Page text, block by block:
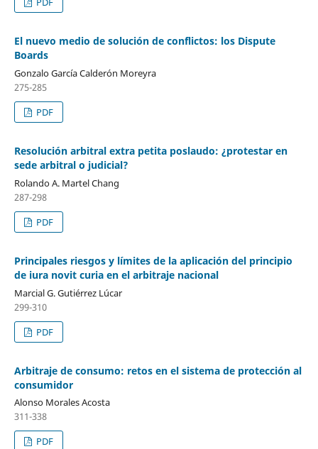
El nuevo medio de solución de conflictos: los Dispute
Boards
Gonzalo García Calderón Moreyra
275-285
PDF
Resolución arbitral extra petita poslaudo: ¿protestar en
sede arbitral o judicial?
Rolando A. Martel Chang
287-298
PDF
Principales riesgos y límites de la aplicación del principio
de iura novit curia en el arbitraje nacional
Marcial G. Gutiérrez Lúcar
299-310
PDF
Arbitraje de consumo: retos en el sistema de protección al
consumidor
Alonso Morales Acosta
311-338
PDF